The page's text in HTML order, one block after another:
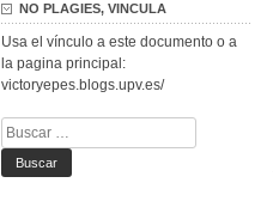
NO PLAGIES, VINCULA
Usa el vínculo a este documento o a
la pagina principal:
victoryepes.blogs.upv.es/
Buscar: